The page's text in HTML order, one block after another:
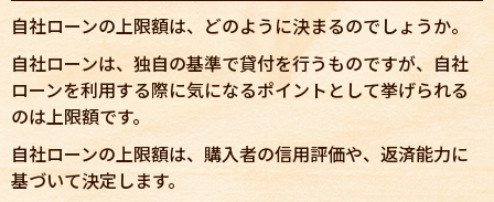
自社ローンの上限額は、どのように決まるのでしょうか。
自社ローンは、独自の基準で貸付を行うものですが、自社
ローンを利用する際に気になるポイントとして挙げられる
のは上限額です。
自社ローンの上限額は、購入者の信用評価や、返済能力に
基づいて決定します。